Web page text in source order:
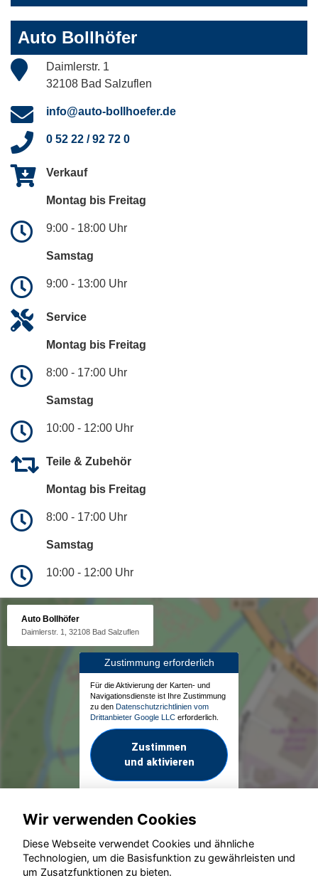
Auto Bollhöfer
Daimlerstr. 1
32108 Bad Salzuflen
info@auto-bollhoefer.de
0 52 22 / 92 72 0
Verkauf
Montag bis Freitag
9:00 - 18:00 Uhr
Samstag
9:00 - 13:00 Uhr
Service
Montag bis Freitag
8:00 - 17:00 Uhr
Samstag
10:00 - 12:00 Uhr
Teile & Zubehör
Montag bis Freitag
8:00 - 17:00 Uhr
Samstag
10:00 - 12:00 Uhr
Auto Bollhöfer
Daimlerstr. 1, 32108 Bad Salzuflen
Zustimmung erforderlich
Für die Aktivierung der Karten- und
Navigationsdienste ist Ihre Zustimmung
zu den Datenschutzrichtlinien vom
Drittanbieter Google LLC erforderlich.
Zustimmen
und aktivieren
© konjunkturmotor.de GmbH 2020 - 2026
Wir verwenden Cookies
Diese Webseite verwendet Cookies und ähnliche
Technologien, um die Basisfunktion zu gewährleisten und
um Zusatzfunktionen zu bieten.